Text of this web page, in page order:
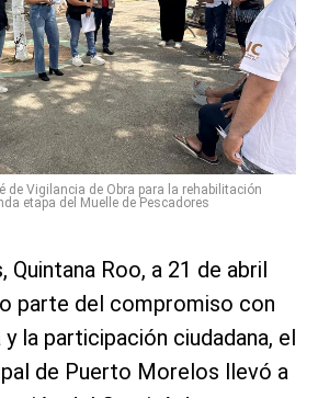
de Vigilancia de Obra para la rehabilitación
etapa del Muelle de Pescadores
Roo, a 21 de abril
parte del compromiso con
la participación ciudadana, el
de Puerto Morelos llevó a